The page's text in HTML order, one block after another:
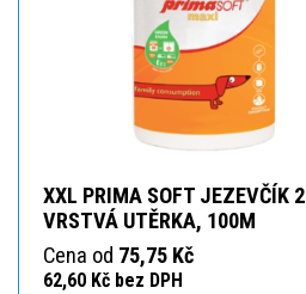
XXL PRIMA SOFT JEZEVČÍK 2
VRSTVÁ UTĚRKA, 100M
Cena od 75,75 Kč
62,60 Kč bez DPH